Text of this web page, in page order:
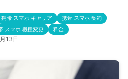
携帯 スマホ キャリア
携帯 スマホ 契約
スマホ 機種変更 料金
13日